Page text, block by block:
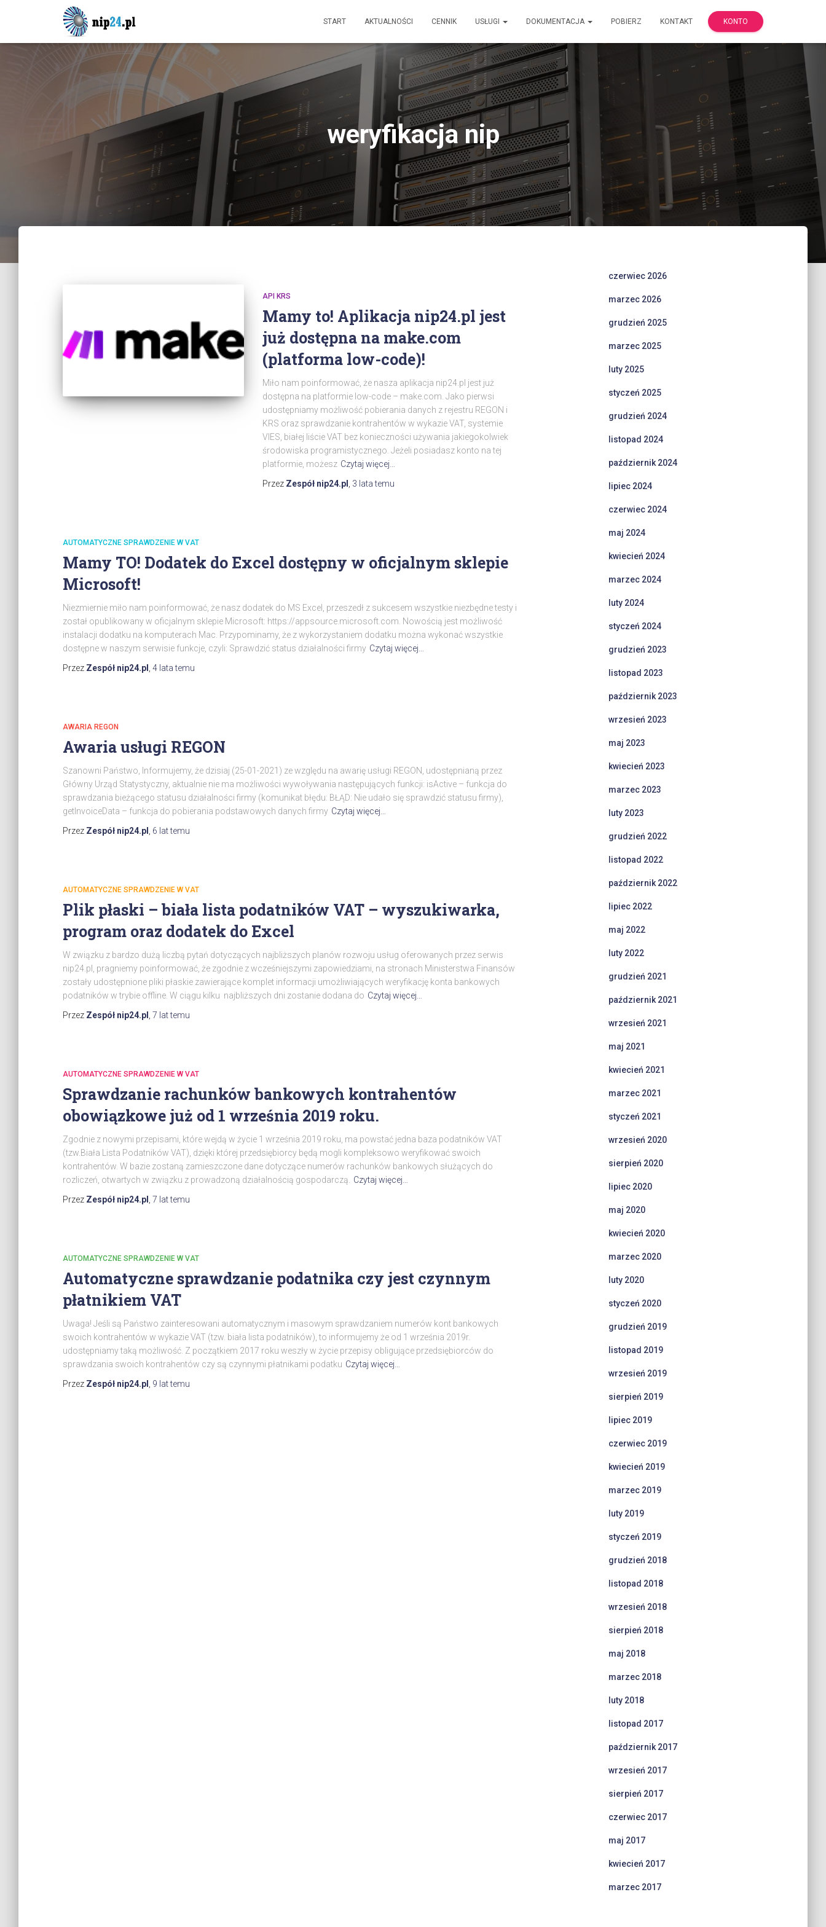
START AKTUALNOŚCI CENNIK USŁUGI DOKUMENTACJA POBIERZ KONTAKT KONTO
weryfikacja nip
API KRS
Mamy to! Aplikacja nip24.pl jest
już dostępna na make.com
(platforma low-code)!
Miło nam poinformować, że nasza aplikacja nip24.pl jest już
dostępna na platformie low-code – make.com. Jako pierwsi
udostępniamy możliwość pobierania danych z rejestru REGON i
KRS oraz sprawdzanie kontrahentów w wykazie VAT, systemie
VIES, białej liście VAT bez konieczności używania jakiegokolwiek
środowiska programistycznego. Jeżeli posiadasz konto na tej
platformie, możesz Czytaj więcej…
Przez Zespół nip24.pl 3 latatemu
AUTOMATYCZNE SPRAWDZENIE W VAT
Mamy TO! Dodatek do Excel dostępny w oficjalnym sklepie
Microsoft!
Niezmiernie miło nam poinformować, że nasz dodatek do MS Excel, przeszedł z sukcesem wszystkie niezbędne testy i
został opublikowany w oficjalnym sklepie Microsoft: https://appsource.microsoft.com. Nowością jest możliwość
instalacji dodatku na komputerach Mac. Przypominamy, że z wykorzystaniem dodatku można wykonać wszystkie
dostępne w naszym serwisie funkcje, czyli: Sprawdzić status działalności firmy Czytaj więcej…
Przez Zespół nip24.pl 4 latatemu
AWARIA REGON
Awaria usługi REGON
Szanowni Państwo, Informujemy, że dzisiaj (25-01-2021) ze względu na awarię usługi REGON, udostępnianą przez
Główny Urząd Statystyczny, aktualnie nie ma możliwości wywoływania następujących funkcji: isActive – funkcja do
sprawdzania bieżącego statusu działalności firmy (komunikat błędu: BŁĄD: Nie udało się sprawdzić statusu firmy),
getInvoiceData – funkcja do pobierania podstawowych danych firmy Czytaj więcej…
Przez Zespół nip24.pl 6 lattemu
AUTOMATYCZNE SPRAWDZENIE W VAT
Plik płaski – biała lista podatników VAT – wyszukiwarka,
program oraz dodatek do Excel
W związku z bardzo dużą liczbą pytań dotyczących najbliższych planów rozwoju usług oferowanych przez serwis
nip24.pl, pragniemy poinformować, że zgodnie z wcześniejszymi zapowiedziami, na stronach Ministerstwa Finansów
zostały udostępnione pliki płaskie zawierające komplet informacji umożliwiających weryfikację konta bankowych
podatników w trybie offline. W ciągu kilku najbliższych dni zostanie dodana do Czytaj więcej…
Przez Zespół nip24.pl 7 lattemu
AUTOMATYCZNE SPRAWDZENIE W VAT
Sprawdzanie rachunków bankowych kontrahentów
obowiązkowe już od 1 września 2019 roku.
Zgodnie z nowymi przepisami, które wejdą w życie 1 września 2019 roku, ma powstać jedna baza podatników VAT
(tzw.Biała Lista Podatników VAT), dzięki której przedsiębiorcy będą mogli kompleksowo weryfikować swoich
kontrahentów. W bazie zostaną zamieszczone dane dotyczące numerów rachunków bankowych służących do
rozliczeń, otwartych w związku z prowadzoną działalnością gospodarczą.
Czytaj więcej…
Przez Zespół nip24.pl 7 lattemu
AUTOMATYCZNE SPRAWDZENIE W VAT
Automatyczne sprawdzanie podatnika czy jest czynnym
płatnikiem VAT
Uwaga! Jeśli są Państwo zainteresowani automatycznym i masowym sprawdzaniem numerów kont bankowych
swoich kontrahentów w wykazie VAT (tzw. biała lista podatników), to informujemy że od 1 września 2019r.
udostępniamy taką możliwość. Z początkiem 2017 roku weszły w życie przepisy obligujące przedsiębiorców do
sprawdzania swoich kontrahentów czy są czynnymi płatnikami podatku Czytaj więcej…
Przez Zespół nip24.pl 9 lattemu
czerwiec 2026
marzec 2026
grudzień 2025
marzec 2025
luty 2025
styczeń 2025
grudzień 2024
listopad 2024
październik 2024
lipiec 2024
czerwiec 2024
maj 2024
kwiecień 2024
marzec 2024
luty 2024
styczeń 2024
grudzień 2023
listopad 2023
październik 2023
wrzesień 2023
maj 2023
kwiecień 2023
marzec 2023
luty 2023
grudzień 2022
listopad 2022
październik 2022
lipiec 2022
maj 2022
luty 2022
grudzień 2021
październik 2021
wrzesień 2021
maj 2021
kwiecień 2021
marzec 2021
styczeń 2021
wrzesień 2020
sierpień 2020
lipiec 2020
maj 2020
kwiecień 2020
marzec 2020
luty 2020
styczeń 2020
grudzień 2019
listopad 2019
wrzesień 2019
sierpień 2019
lipiec 2019
czerwiec 2019
kwiecień 2019
marzec 2019
luty 2019
styczeń 2019
grudzień 2018
listopad 2018
wrzesień 2018
sierpień 2018
maj 2018
marzec 2018
luty 2018
listopad 2017
październik 2017
wrzesień 2017
sierpień 2017
czerwiec 2017
maj 2017
kwiecień 2017
marzec 2017